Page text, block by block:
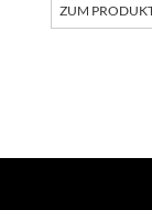
ZUM